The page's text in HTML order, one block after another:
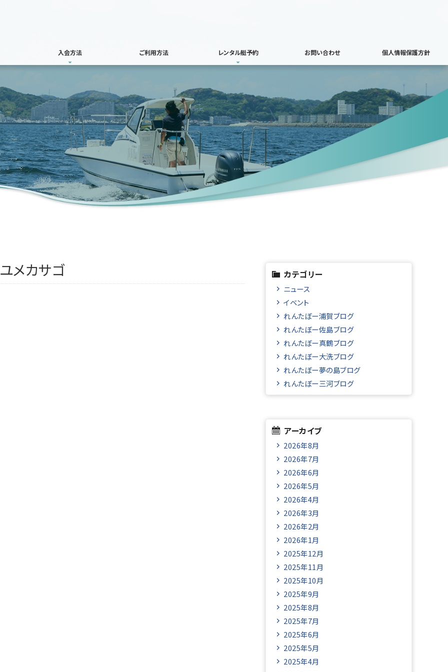
入会方法 ご利用方法 レンタル艇予約 お問い合わせ 個人情報保護方針
メカサゴ カテゴリー
ニュース
イベント
れんたぼー浦賀ブログ
れんたぼー佐島ブログ
れんたぼー真鶴ブログ
れんたぼー大洗ブログ
れんたぼー夢の島ブログ
れんたぼー三河ブログ
アーカイブ
2026年8月
2026年7月
2026年6月
2026年5月
2026年4月
2026年3月
2026年2月
2026年1月
2025年12月
2025年11月
2025年10月
2025年9月
2025年8月
2025年7月
2025年6月
2025年5月
2025年4月